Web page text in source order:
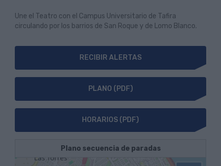
Une el Teatro con el Campus Universitario de Tafira
circulando por los barrios de San Roque y de Lomo Blanco.
RECIBIR ALERTAS
PLANO (PDF)
HORARIOS (PDF)
Plano secuencia de paradas